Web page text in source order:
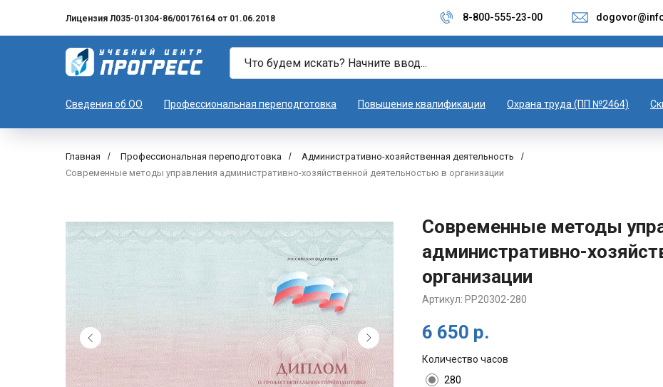
Лицензия Л035-01304-86/00176164 от 01.06.2018 8-800-555-23-00
Сведения об ОО Профессиональная переподготовка Повышение квалификации Охрана труда (ПП №2464)
Главная / Профессиональная переподготовка / Административно-хозяйственная деятельность
/
Современные методы управления административно-хозяйственной деятельностью в организации
Современные методы
административно-
организации
Артикул: PP20302-280
6 650 р.
Количество часов
280